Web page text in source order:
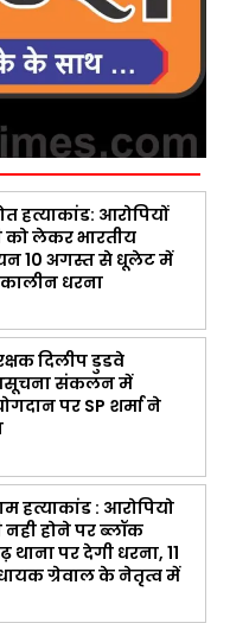
हत्याकांड: आरोपियों
को लेकर भारतीय
10 अगस्त से धूलेट में
धरना
दिलीप डुडवे
संकलन में
पर SP शर्मा ने
हत्याकांड : आरोपियो
नही होने पर ब्लॉक
थाना पर देगी धरना, 11
ग्रेवाल के नेतृत्व में